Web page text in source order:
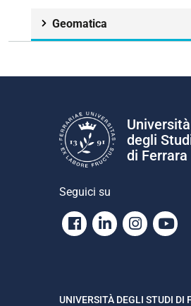
Geomatica
Università
degli
di Ferrara
Seguici su
Facebook
Linkedin
UNIVERSITÀ DEGLI STUDI DI